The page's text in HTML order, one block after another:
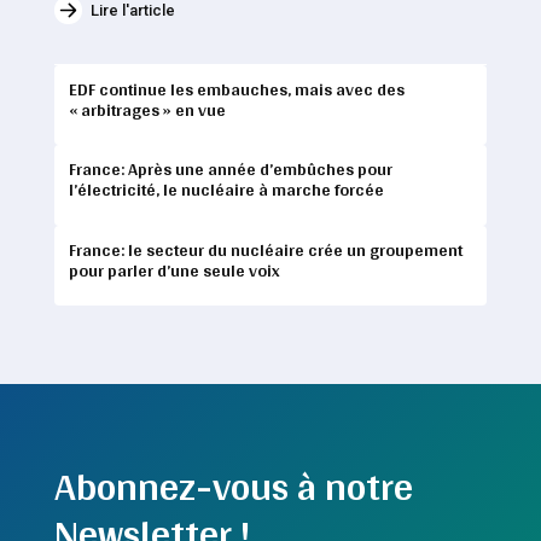
Lire l'article
EDF continue les embauches, mais avec des
« arbitrages » en vue
France: Après une année d’embûches pour
l’électricité, le nucléaire à marche forcée
France: le secteur du nucléaire crée un groupement
pour parler d’une seule voix
Abonnez-vous à notre